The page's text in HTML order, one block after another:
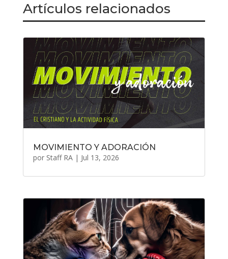
Artículos relacionados
MOVIMIENTO Y ADORACIÓN
por Staff RA| Jul 13, 2026